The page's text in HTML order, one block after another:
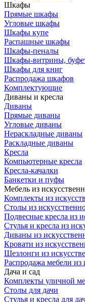
Шкафы
Прямые шкафы
Угловые шкафы
Шкафы купе
Распашные шкафы
Шкафы-пеналы
Шкафы-витрины,
Шкафы для книг
Распродажа шкафов
Комплектующие
Диваны и кресла
Диваны
Прямые диваны
Угловые диваны
Нераскладные диваны
Раскладные диваны
Кресла
Компьютерные кресла
Кресла-качалки
Банкетки и пуфы
Мебель из
Комплекты из
Столы из
Подвесные кресла из
Стулья и кресла из
Диваны из
Кровати из
Шезлонги из
Распродажа мебели из
Дача и сад
Комплекты уличной
Столы для дачи
Стулья и кресла для